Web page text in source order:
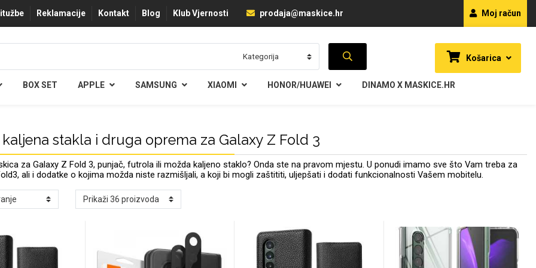
Reklamacije Kontakt Blog Klub Vjernosti prodaja@maskice.hr Moj račun
Košarica
BOX SET APPLE SAMSUNG XIAOMI HONOR/HUAWEI DINAMO X MASKICE.HR
kaljena stakla i druga oprema za Galaxy Z Fold 3
za Galaxy Z Fold 3, punjač, futrola ili možda kaljeno staklo? Onda ste na pravom mjestu. U ponudi imamo sve što Vam treba za
ali i dodatke o kojima možda niste razmišljali, a koji bi mogli zaštititi, uljepšati i dodati funkcionalnosti Vašem mobitelu.